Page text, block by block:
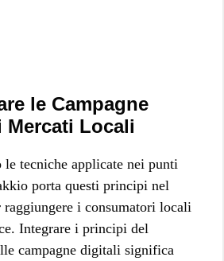
le Campagne
Locali
le tecniche applicate nei punti
porta questi principi nel
i consumatori locali
Integrare i principi del
campagne digitali significa